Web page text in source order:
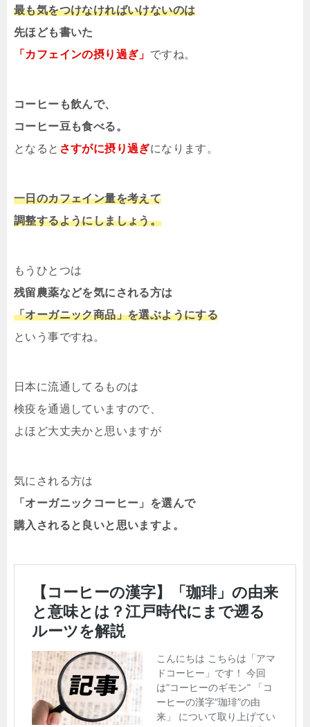
最も気をつけなければいけないのは
先ほども書いた
「カフェインの摂り過ぎ」 ですね。
コーヒーも飲んで、
コーヒー豆も食べる。
となると さすがに摂り過ぎになります。
一日のカフェイン量を考えて
調整するようにしましょう。
もうひとつは
残留農薬などを気にされる方は
「オーガニック商品」を選ぶようにする
という事ですね。
日本に流通してるものは
検疫を通過していますので、
よほど大丈夫かと思いますが
気にされる方は
「オーガニックコーヒー」を選んで
購入されると良いと思いますよ。